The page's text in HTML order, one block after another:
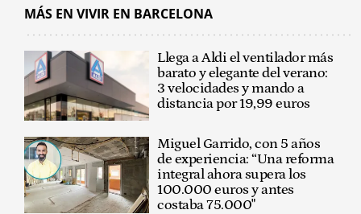
MÁS EN VIVIR EN BARCELONA
Llega a Aldi el ventilador más
barato y elegante del verano:
3 velocidades y mando a
distancia por 19,99 euros
Miguel Garrido, con 5 años
de experiencia: “Una reforma
integral ahora supera los
100.000 euros y antes
costaba 75.000"